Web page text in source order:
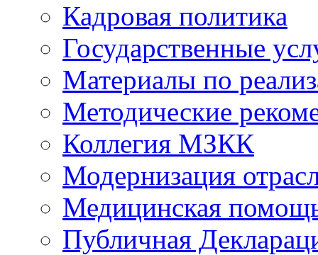
Кадровая политика
Государственные
Материалы по
Методические
Коллегия МЗКК
Модернизация
Медицинская
Публичная